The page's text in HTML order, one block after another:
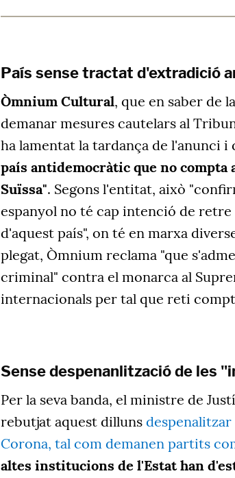
País sense tractat d'extradició
Òmnium Cultural, que en saber de
demanar mesures cautelars al
ha lamentat la tardança de l'anunci
país antidemocràtic que no
Suïssa". Segons l'entitat, això
espanyol no té cap intenció de
d'aquest país", on té en marxa
plegat, Òmnium reclama "que
criminal" contra el monarca al
internacionals per tal que reti
Sense despenanlització de les
Per la seva banda, el ministre de
rebutjat aquest dilluns
Corona, tal com demanen partits
altes institucions de l'Estat han